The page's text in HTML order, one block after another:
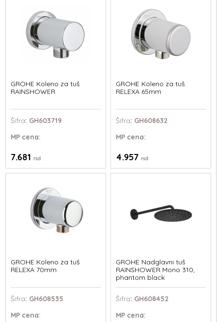
GROHE Koleno za tuš
RAINSHOWER
Šifra: GH603719
MP cena:
7.681rsd
GROHE Koleno za tuš
RELEXA 65mm
Šifra: GH608632
MPcena:
4.957 rsd
GROHE Koleno za tuš
RELEXA 70mm
Šifra: GH608535
MP cena:
GROHE Nadglavni tuš
RAINSHOWER Mono 310,
phantom black
Šifra: GH608452
MPcena: